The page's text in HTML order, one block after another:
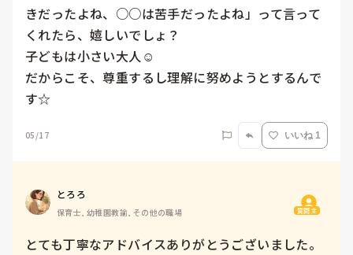
きだったよね、○○は苦手だったよね」って言って
くれたら、嬉しいでしょ？
子どもは小さい大人☺️
だからこそ、尊重するし理解に努めようとするんで
す☆
05/17 いいね 1
とろろ
保育士, 幼稚園教諭, その他の職場 質問主
とても丁寧なアドバイスありがとうございました。